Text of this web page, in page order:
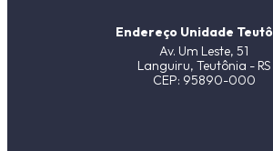
Endereço Unidade
Av. Um Leste, 51
Languiru, Teutônia - RS
CEP: 95890-000